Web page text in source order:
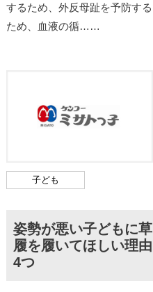
するため、外反母趾を予防する
ため、血液の循……
子ども
姿勢が悪い子どもに草
履を履いてほしい理由
4つ